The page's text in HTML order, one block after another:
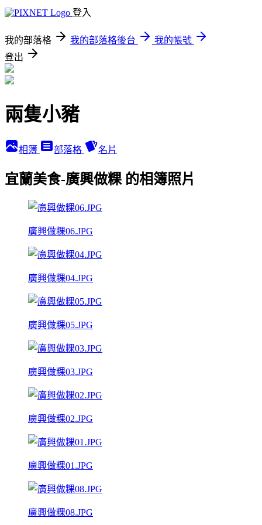
登入
我的部落格 我的部落格後台
我的帳號
登出
兩隻小豬
相簿 部落格 名片
宜蘭美食-廣興做粿 的相簿照片
廣興做粿06.JPG
廣興做粿04.JPG
廣興做粿05.JPG
廣興做粿03.JPG
廣興做粿02.JPG
廣興做粿01.JPG
廣興做粿08.JPG